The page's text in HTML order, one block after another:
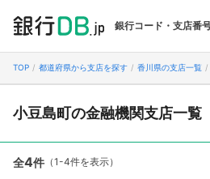
銀行コード・支店番
TOP 都道府県から支店を探す 香川県の支店一覧
小豆島町の金融機関支店一覧
全4件 （1-4件を表示）